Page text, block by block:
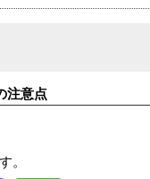
注意点
。